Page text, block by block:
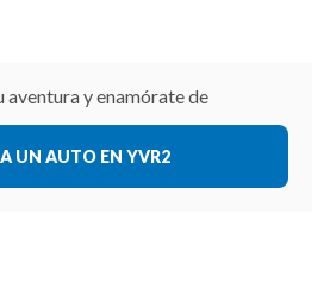
aventura y enamórate de
UN AUTO EN YVR2